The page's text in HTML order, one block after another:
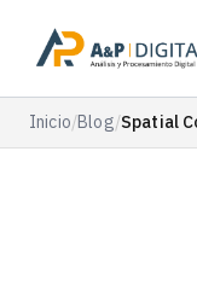
Inicio/Blog/Spatial